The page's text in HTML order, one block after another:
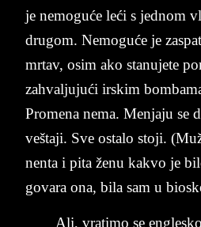
je ne­mo­guće leći s jed­nom
dru­gom. Ne­mo­guće je
mr­tav, osi­m ako sta­nu­je­te
za­hval­ju­jući ir­skim
Pro­mena nema. Men­ja­ju se
ve­šta­ji. Sve osta­lo sto­ji.
nen­ta i pita ženu ka­kvo je
go­va­ra ona, bila sam u
Ali, vra­ti­mo se